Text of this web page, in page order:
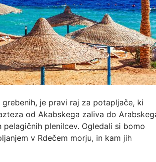
je pravi raj za potapljače, ki
od Akabskega zaliva do
plenilcev. Ogledali si bomo
v Rdečem morju, in kam jih